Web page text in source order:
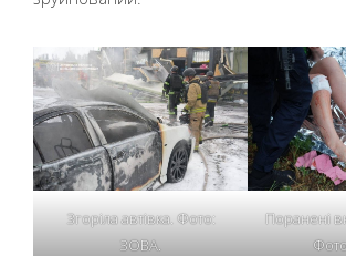
Згоріла автівка. Фото:
ЗОВА.
Поранені